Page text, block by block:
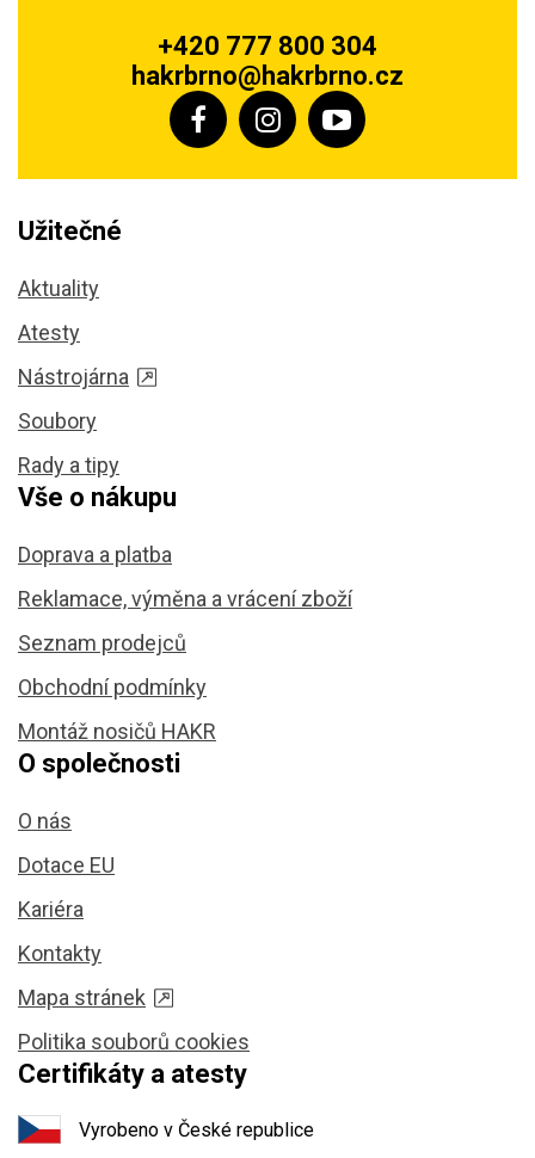
+420 777 800 304
hakrbrno@hakrbrno.cz
Užitečné
Aktuality
Atesty
Nástrojárna
Soubory
Rady a tipy
Vše o nákupu
Doprava a platba
Reklamace, výměna a vrácení zboží
Seznam prodejců
Obchodní podmínky
Montáž nosičů HAKR
O společnosti
O nás
Dotace EU
Kariéra
Kontakty
Mapa stránek
Politika souborů cookies
Certifikáty a atesty
Vyrobeno v České republice